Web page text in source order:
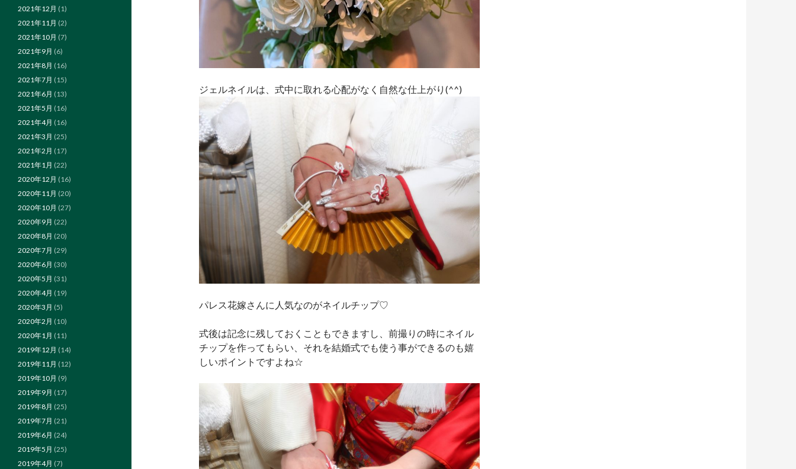
ジェルネイルは、式中に取れる心配がなく自然な仕上がり(^^)
パレス花嫁さんに人気なのがネイルチップ♡
式後は記念に残しておくこともできますし、前撮りの時にネイル
チップを作ってもらい、それを結婚式でも使う事ができるのも嬉
しいポイントですよね☆
2021年12月 (1)
2021年11月 (2)
2021年10月 (7)
2021年9月 (6)
2021年8月 (16)
2021年7月 (15)
2021年6月 (13)
2021年5月 (16)
2021年4月 (16)
2021年3月 (25)
2021年2月 (17)
2021年1月 (22)
2020年12月 (16)
2020年11月 (20)
2020年10月 (27)
2020年9月 (22)
2020年8月 (20)
2020年7月 (29)
2020年6月 (30)
2020年5月 (31)
2020年4月 (19)
2020年3月 (5)
2020年2月 (10)
2020年1月 (11)
2019年12月 (14)
2019年11月 (12)
2019年10月 (9)
2019年9月 (17)
2019年8月 (25)
2019年7月 (21)
2019年6月 (24)
2019年5月 (25)
2019年4月 (7)